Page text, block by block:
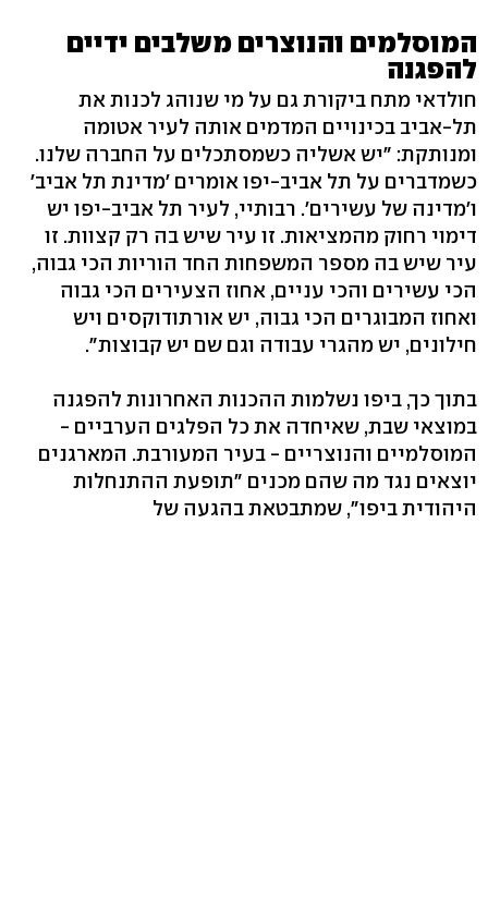
המוסלמים והנוצרים משלבים ידיים
להפגנה
חולדאי מתח ביקורת גם על מי שנוהג לכנות את
תל-אביב בכינויים המדמים אותה לעיר אטומה
ומנותקת: "יש אשליה כשמסתכלים על החברה שלנו.
כשמדברים על תל אביב-יפו אומרים 'מדינת תל אביב'
ו'מדינה של עשירים'. רבותיי, לעיר תל אביב-יפו יש
דימוי רחוק מהמציאות. זו עיר שיש בה רק קצוות. זו
עיר שיש בה מספר המשפחות החד הוריות הכי גבוה,
הכי עשירים והכי עניים, אחוז הצעירים הכי גבוה
ואחוז המבוגרים הכי גבוה, יש אורתודוקסים ויש
חילונים, יש מהגרי עבודה וגם שם יש קבוצות".
בתוך כך, ביפו נשלמות ההכנות האחרונות להפגנה
במוצאי שבת, שאיחדה את כל הפלגים הערביים -
המוסלמיים והנוצריים - בעיר המעורבת. המארגנים
יוצאים נגד מה שהם מכנים "תופעת ההתנחלות
היהודית ביפו", שמתבטאת בהגעה של